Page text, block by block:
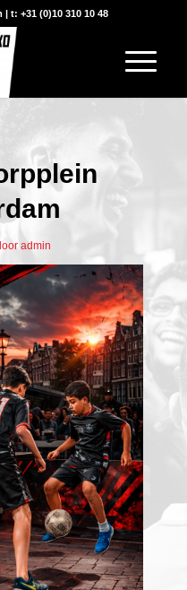
t: +31 (0)10 310 10 48
admin